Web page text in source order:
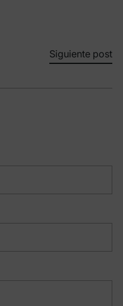
Siguiente post